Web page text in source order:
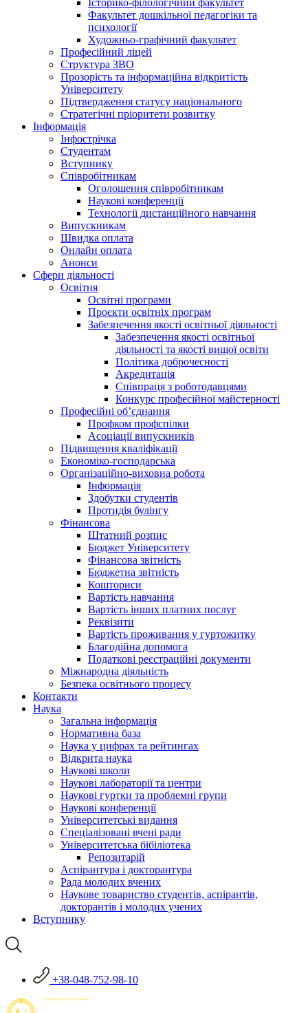
Історико-філологічний факультет
Факультет дошкільної педагогіки та
психології
Художньо-графічний факультет
Професійний ліцей
Структура ЗВО
Прозорість та інформаційна відкритість
Університету
Підтвердження статусу національного
Стратегічні пріоритети розвитку
Інформація
Інфострічка
Студентам
Вступнику
Співробітникам
Оголошення співробітникам
Наукові конференції
Технології дистанційного навчання
Випускникам
Швидка оплата
Онлайн оплата
Анонси
Сфери діяльності
Освітня
Освітні програми
Проєкти освітніх програм
Забезпечення якості освітньої діяльності
Забезпечення якості освітньої
діяльності та якості вищої освіти
Політика доброчесності
Акредитація
Співпраця з роботодавцями
Конкурс професійної майстерності
Професійні об’єднання
Профком профспілки
Асоціації випускників
Підвищення кваліфікації
Економіко-господарська
Організаційно-виховна робота
Інформація
Здобутки студентів
Протидія булінгу
Фінансова
Штатний розпис
Бюджет Університету
Фінансова звітність
Бюджетна звітність
Кошториси
Вартість навчання
Вартість інших платних послуг
Реквізити
Вартість проживання у гуртожитку
Благодійна допомога
Податкові реєстраційні документи
Міжнародна діяльність
Безпека освітнього процесу
Контакти
Наука
Загальна інформація
Нормативна база
Наука у цифрах та рейтингах
Відкрита наука
Наукові школи
Наукові лабораторії та центри
Наукові гуртки та проблемні групи
Наукові конференції
Університетські видання
Спеціалізовані вчені ради
Університетська бібіліотека
Репозитарій
Аспірантура і докторантура
Рада молодих вчених
Наукове товариство студентів, аспірантів,
докторантів і молодих учених
Вступнику
+38-048-752-98-10